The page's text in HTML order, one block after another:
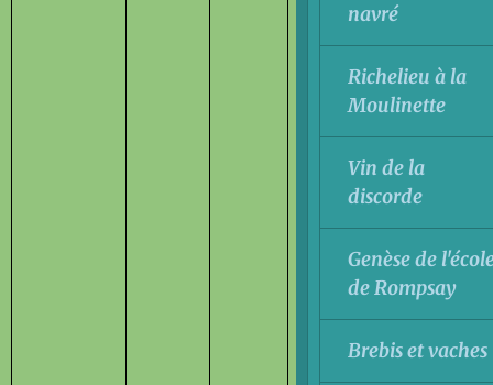
navré
Richelieu à la
Moulinette
Vin de la
discorde
Genèse de
de Rompsay
Brebis et vaches